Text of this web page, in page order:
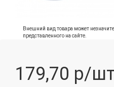
Внешний вид товара может
представленного на сайте.
179,70 р/